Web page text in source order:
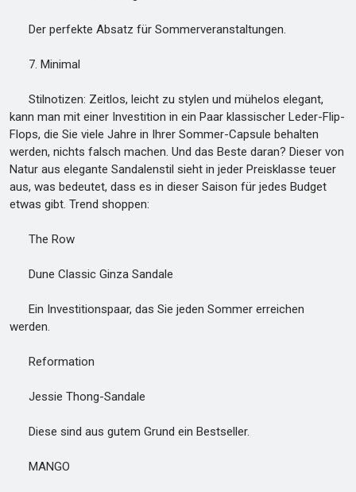
Der perfekte Absatz für Sommerveranstaltungen.
7. Minimal
Stilnotizen: Zeitlos, leicht zu stylen und mühelos elegant,
kann man mit einer Investition in ein Paar klassischer Leder-Flip-
Flops, die Sie viele Jahre in Ihrer Sommer-Capsule behalten
werden, nichts falsch machen. Und das Beste daran? Dieser von
Natur aus elegante Sandalenstil sieht in jeder Preisklasse teuer
aus, was bedeutet, dass es in dieser Saison für jedes Budget
etwas gibt. Trend shoppen:
The Row
Dune Classic Ginza Sandale
Ein Investitionspaar, das Sie jeden Sommer erreichen
werden.
Reformation
Jessie Thong-Sandale
Diese sind aus gutem Grund ein Bestseller.
MANGO